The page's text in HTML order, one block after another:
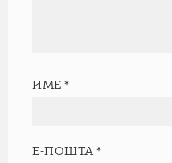
ИМЕ*
Е-ПОШТА*